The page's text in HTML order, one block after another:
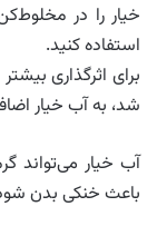
خیار را در
استفاده کنید.
برای اثرگذاری
شد، به آب خیار
آب خیار می‌تواند
باعث خنکی بدن